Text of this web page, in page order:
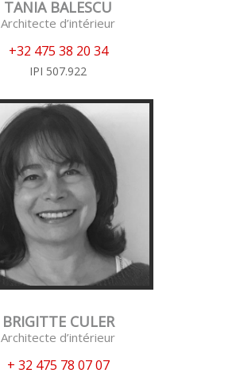
TANIA BALESCU
Architecte d’intérieur
+32 475 38 20 34
IPI 507.922
BRIGITTE CULER
Architecte d’intérieur
+ 32 475 78 07 07